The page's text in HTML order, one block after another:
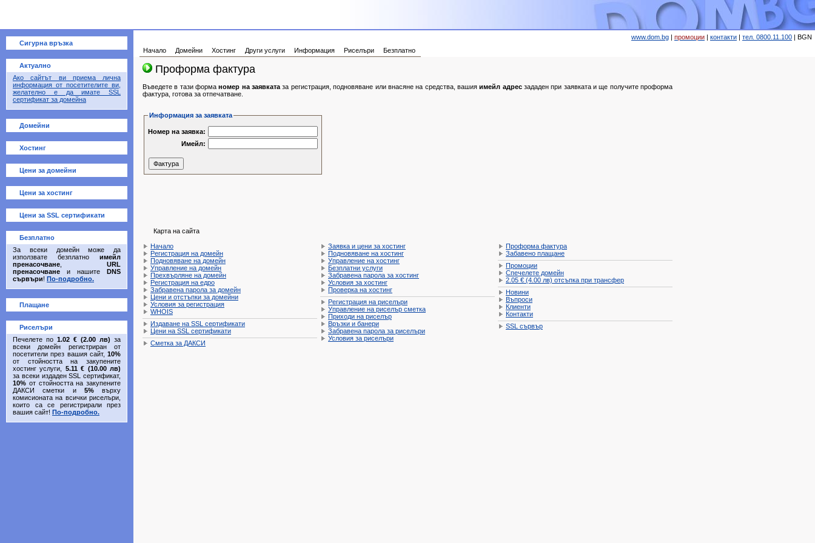
Сигурна връзка
Актуално
Ако сайтът ви приема лична
информация от посетителите ви,
желателно е да имате SSL
сертификат за домейна
Домейни
Хостинг
Цени за домейни
Цени за хостинг
Цени за SSL сертификати
Безплатно
За всеки домейн може да
използвате безплатно имейл
пренасочване
URL
пренасочване и нашите DNS
сървъри! По-подробно.
Плащане
Риселъри
Печелете по 1.02 € (2.00 лв) за
всеки домейн регистриран от
посетители през вашия сайт, 10%
от стойността на закупените
хостинг услуги, 5.11 € (10.00 лв)
за всеки издаден SSL сертификат,
10% от стойността на закупените
ДАКСИ сметки и 5%върху
комисионата на всички риселъри,
които са се регистрирали през
вашия сайт! По-подробно.
www.dom.bg | промоции | контакти | тел. 0800.11.100 | BGN
Начало
Домейни Хостинг Други услуги Информация Риселъри Безплатно
Проформа фактура
Въведете в тази форманомер на заявката за регистрация, подновяване или внасяне на средства, вашияимейл адресзададен при заявката и ще получите проформа
фактура, готова за отпечатване.
Информация за заявката
Номер на заявка:
Имейл:
Карта на сайта
Начало
Регистрация на домейн
Подновяване на домейн
Управление на домейн
Прехвърляне на домейн
Регистрация на едро
Забравена парола за домейн
Цени и отстъпки за домейни
Условия за регистрация
WHOIS
Издаване на SSL сертификати
Цени на SSL сертификати
Сметка за ДАКСИ
Заявка и цени за хостинг
Подновяване на хостинг
Управление на хостинг
Безплатни услуги
Забравена парола за хостинг
Условия за хостинг
Проверка на хостинг
Регистрация на риселъри
Управление на риселър сметка
Приходи на риселър
Връзки и банери
Забравена парола за риселъри
Условия за риселъри
Проформа фактура
Забавено плащане
Промоции
Спечелете домейн
2.05 € (4.00 лв) отсъпка при трансфер
Новини
Въпроси
Клиенти
Контакти
SSL сървър